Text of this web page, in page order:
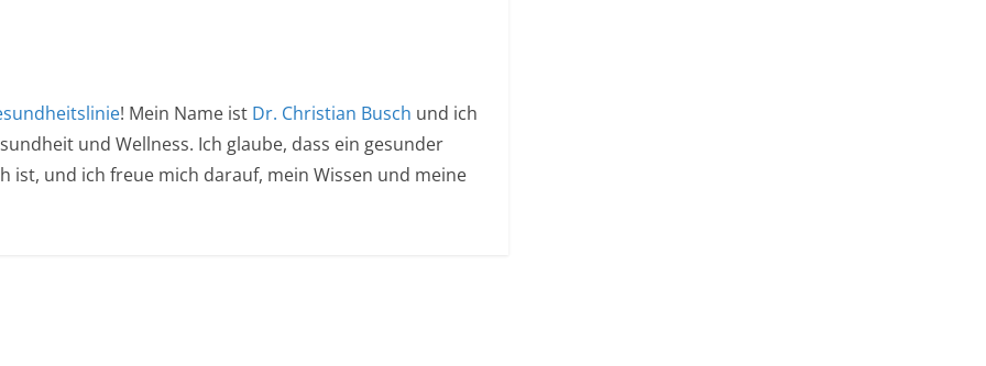
! Mein Name ist Dr. Christian Busch und ich
und Wellness. Ich glaube, dass ein gesunder
ist, und ich freue mich darauf, mein Wissen und meine